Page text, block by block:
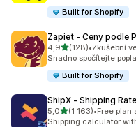
Built for Shopify
Zapiet ‑ Ceny podle
4,9z 5 hvězd
(128)
Celkový počet recenzí:
•Zkušební
Snadno spočítejte
Built for Shopify
ShipX ‑ Shipping
5,0z 5 hvězd
(1 163)
Celkový počet recenzí:
•Free plan
Shipping calculator